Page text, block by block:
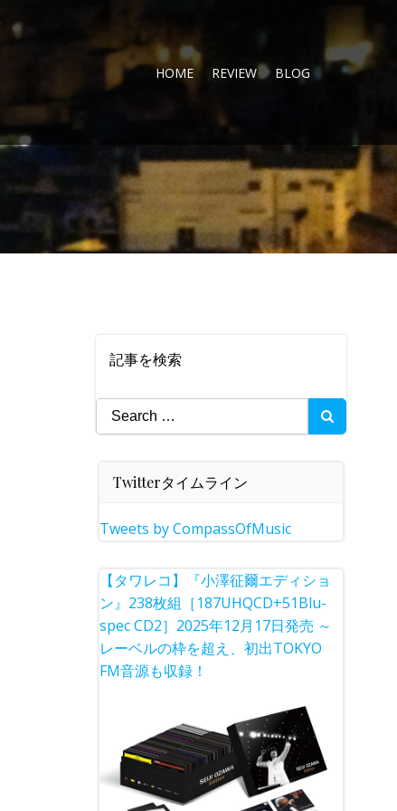
HOME REVIEW BLOG
記事を検索
Search
for:
Twitterタイムライン
Tweets by CompassOfMusic
【タワレコ】『小澤征爾エディショ
ン』238枚組［187UHQCD+51Blu-
spec CD2］2025年12月17日発売 ～
レーベルの枠を超え、初出TOKYO
FM音源も収録！